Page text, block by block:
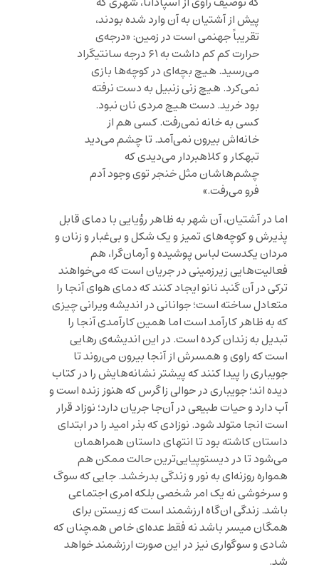
پیش از آشتیان به آن وارد شده بودند،
تقریباً جهنمی است در زمین: «درجه‌ی
حرارت کم کم داشت به ۶۱ درجه سانتیگراد
می‌رسید. هیچ بچه‌ای در کوچه‌ها بازی
نمی‌کرد. هیچ زنی زنبیل به دست نرفته
بود خرید. دست هیچ مردی نان نبود.
کسی به خانه نمی‌رفت. کسی هم از
خانه‌اش بیرون نمی‌آمد. تا چشم می‌دید
تبهکار و کلاهبردار می‌دیدی که
چشم‌هاشان مثل خنجر توی وجود آدم
فرو می‌رفت.»
اما در آشتیان، آن شهر به ظاهر رؤیایی با دمای قابل
پذیرش و کوچه‌های تمیز و یک شکل و بی‌غبار و زنان و
مردان یکدست لباس پوشیده و آرمان‌گرا، هم
فعالیت‌هایی زیرزمینی در جریان است که می‌خواهند
ترکی در آن گنبد نانو ایجاد کنند که دمای هوای آنجا را
متعادل ساخته است؛ جوانانی در اندیشه ویرانی چیزی
که به ظاهر کارآمد است اما همین کارآمدی آنجا را
تبدیل به زندان کرده است. در این اندیشه‌ی رهایی
است که راوی و همسرش از آنجا بیرون می‌روند تا
جویباری را پیدا کنند که پیشتر نشانه‌هایش را در کتاب
دیده اند؛ جویباری در حوالی زاگرس که هنوز زنده است و
آب دارد و حیات طبیعی در آن‌جا جریان دارد؛ نوزاد قرار
است انجا متولد شود. نوزادی که بذر امید را در ابتدای
داستان کاشته بود تا انتهای داستان همراهمان
می‌شود تا در دیستوپیایی‌ترین حالت ممکن هم
همواره روزنه‌ای به نور و زندگی بدرخشد. جایی که سوگ
و سرخوشی نه یک امر شخصی بلکه امری اجتماعی
باشد. زندگی ان‌گاه ارزشمند است که زیستن برای
همگان میسر باشد نه فقط عده‌ای خاص همچنان که
شادی و سوگواری نیز در این صورت ارزشمند خواهد
شد.